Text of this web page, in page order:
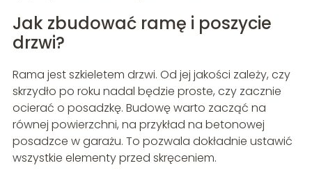
Jak zbudować ramę i poszycie
drzwi?
Rama jest szkieletem drzwi. Od jej jakości zależy, czy
skrzydło po roku nadal będzie proste, czy zacznie
ocierać o posadzkę. Budowę warto zacząć na
równej powierzchni, na przykład na betonowej
posadzce w garażu. To pozwala dokładnie ustawić
wszystkie elementy przed skręceniem.